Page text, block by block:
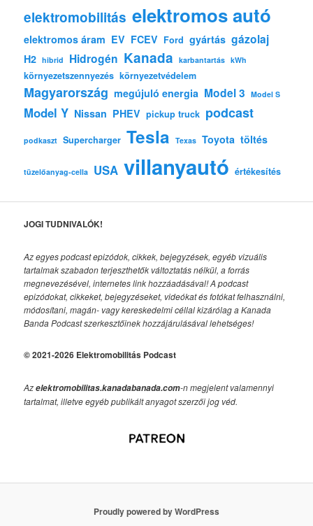
elektromobilitás elektromos autó
elektromos áram EV FCEV Ford gyártás gázolaj
H2 hibrid Hidrogén Kanada karbantartás kWh
környezetszennyezés környezetvédelem
Magyarország megújuló energia Model 3 Model S
Model Y Nissan PHEV pickup truck podcast
podkaszt Supercharger Tesla Texas Toyota töltés
tüzelőanyag-cella USA villanyautó értékesítés
JOGI TUDNIVALÓK!
Az egyes podcast epizódok, cikkek, bejegyzések, egyéb vizuális
tartalmak szabadon terjeszthetők változtatás nélkül, a forrás
megnevezésével, internetes link hozzáadásával!A podcast
epizódokat, cikkeket, bejegyzéseket, videókat és fotókat felhasználni,
módosítani, magán- vagy kereskedelmi céllal kizárólag a Kanada
Banda Podcast szerkesztőinek hozzájárulásával lehetséges!
© 2021-2026 Elektromobilitás Podcast
Azelektromobilitas.kanadabanada.com-n megjelent valamennyi
tartalmat, illetve egyéb publikált anyagot szerzői jog véd.
Proudly powered by WordPress